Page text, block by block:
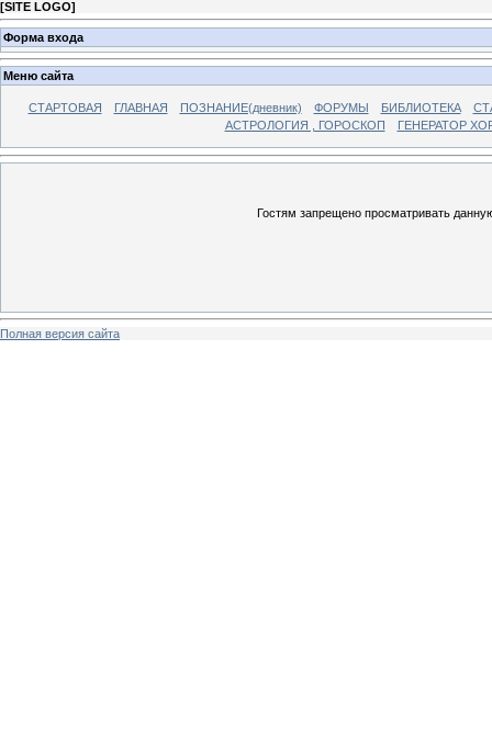
[SITE LOGO]
Форма входа
Меню сайта
СТАРТОВАЯ ГЛАВНАЯ ПОЗНАНИЕ(дневник) ФОРУМЫ БИБЛИОТЕКА
АСТРОЛОГИЯ , ГОРОСКОП
ГЕНЕРАТОР
Гостям запрещено просматривать
Полная версия сайта